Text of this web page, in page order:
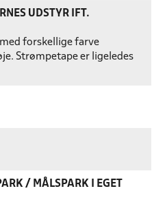
UDSTYR IFT.
forskellige farve
Strømpetape er ligeledes
/ MÅLSPARK I EGET